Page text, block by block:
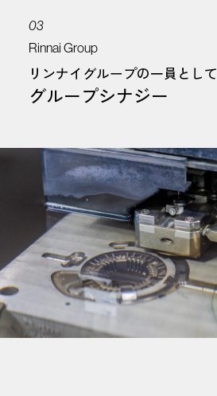
03
Rinnai Group
リンナイグループの一員として
グループシナジー